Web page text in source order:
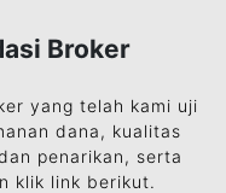
Broker
yang telah kami uji
dana, kualitas
penarikan, serta
klik link berikut.